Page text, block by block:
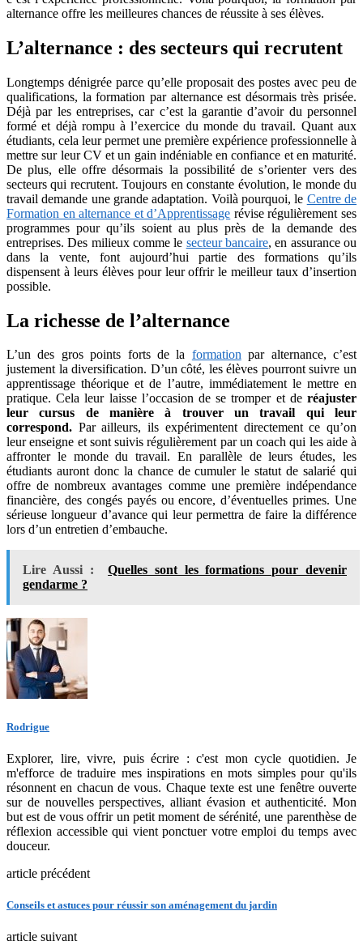
alternance offre les meilleures chances de réussite à ses élèves.
L’alternance : des secteurs qui recrutent
Longtemps dénigrée parce qu’elle proposait des postes avec peu de
qualifications, la formation par alternance est désormais très prisée.
Déjà par les entreprises, car c’est la garantie d’avoir du personnel
formé et déjà rompu à l’exercice du monde du travail. Quant aux
étudiants, cela leur permet une première expérience professionnelle à
mettre sur leur CV et un gain indéniable en confiance et en maturité.
De plus, elle offre désormais la possibilité de s’orienter vers des
secteurs qui recrutent. Toujours en constante évolution, le monde du
travail demande une grande adaptation. Voilà pourquoi, le Centre de
Formation en alternance et d’Apprentissage révise régulièrement ses
programmes pour qu’ils soient au plus près de la demande des
entreprises. Des milieux comme le secteur bancaire, en assurance ou
dans la vente, font aujourd’hui partie des formations qu’ils
dispensent à leurs élèves pour leur offrir le meilleur taux d’insertion
possible.
La richesse de l’alternance
L’un des gros points forts de la formationpar alternance, c’est
justement la diversification. D’un côté, les élèves pourront suivre un
apprentissage théorique et de l’autre, immédiatement le mettre en
pratique. Cela leur laisse l’occasion de se tromper et de réajuster
leur cursus de manière à trouver un travail qui leur
correspond. Par ailleurs, ils expérimentent directement ce qu’on
leur enseigne et sont suivis régulièrement par un coach qui les aide à
affronter le monde du travail. En parallèle de leurs études, les
étudiants auront donc la chance de cumuler le statut de salarié qui
offre de nombreux avantages comme une première indépendance
financière, des congés payés ou encore, d’éventuelles primes. Une
sérieuse longueur d’avance qui leur permettra de faire la différence
lors d’un entretien d’embauche.
Lire Aussi :
Quelles sont les formations pour devenir
gendarme ?
Rodrigue
Explorer, lire, vivre, puis écrire : c'est mon cycle quotidien. Je
m'efforce de traduire mes inspirations en mots simples pour qu'ils
résonnent en chacun de vous. Chaque texte est une fenêtre ouverte
sur de nouvelles perspectives, alliant évasion et authenticité. Mon
but est de vous offrir un petit moment de sérénité, une parenthèse de
réflexion accessible qui vient ponctuer votre emploi du temps avec
douceur.
article précédent
Conseils et astuces pour réussir son aménagement du jardin
article suivant